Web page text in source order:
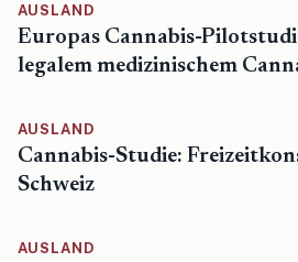
AUSLAND
Europas Cannabis-
legalem medizinischem
AUSLAND
Cannabis-Studie:
Schweiz
AUSLAND